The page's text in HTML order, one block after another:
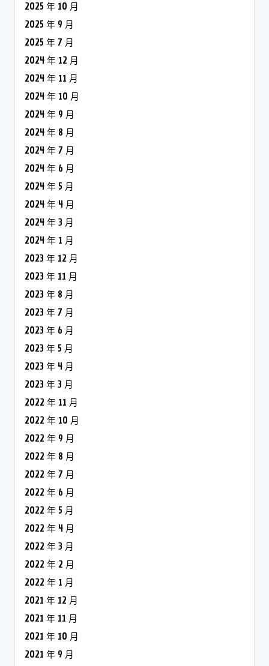
2025 年 10 月
2025 年 9 月
2025 年 7 月
2024 年 12 月
2024 年 11 月
2024 年 10 月
2024 年 9 月
2024 年 8 月
2024 年 7 月
2024 年 6 月
2024 年 5 月
2024 年 4 月
2024 年 3 月
2024 年 1 月
2023 年 12 月
2023 年 11 月
2023 年 8 月
2023 年 7 月
2023 年 6 月
2023 年 5 月
2023 年 4 月
2023 年 3 月
2022 年 11 月
2022 年 10 月
2022 年 9 月
2022 年 8 月
2022 年 7 月
2022 年 6 月
2022 年 5 月
2022 年 4 月
2022 年 3 月
2022 年 2 月
2022 年 1 月
2021 年 12 月
2021 年 11 月
2021 年 10 月
2021 年 9 月